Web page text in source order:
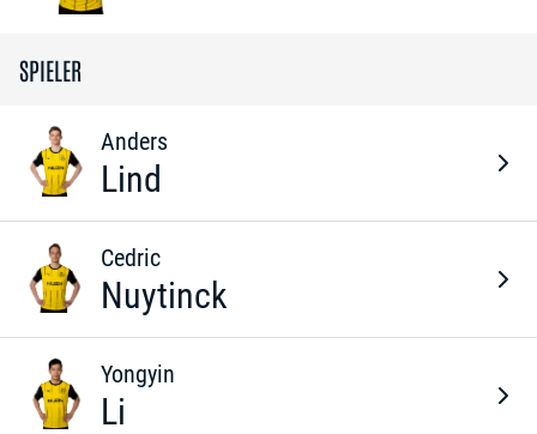
SPIELER
Anders
Lind
Cedric
Nuytinck
Yongyin
Li